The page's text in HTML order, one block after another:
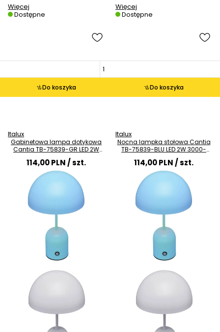
Więcej
Dostępne
Więcej
Dostępne
Do koszyka
Italux
Gabinetowa lampa dotykowa
Cantia TB-75839-GR LED 2W
3000-6500K szara
114,00 PLN/ szt.
Do koszyka
Italux
Nocna lampka stołowa Cantia
TB-75839-BLU LED 2W 3000-
6500K niebieska
114,00 PLN/ szt.